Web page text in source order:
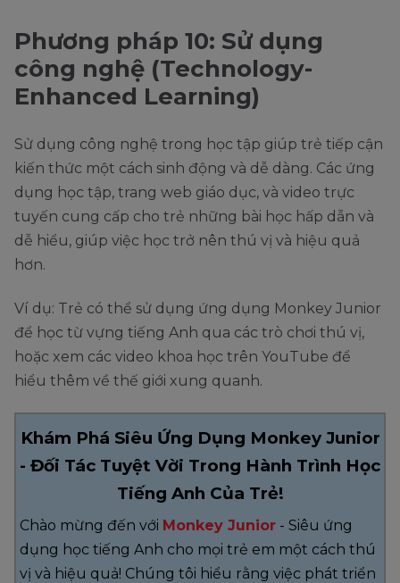
Phương pháp 10: Sử dụng
công nghệ (Technology-
Enhanced Learning)
Sử dụng công nghệ trong học tập giúp trẻ tiếp cận
kiến thức một cách sinh động và dễ dàng. Các ứng
dụng học tập, trang web giáo dục, và video trực
tuyến cung cấp cho trẻ những bài học hấp dẫn và
dễ hiểu, giúp việc học trở nên thú vị và hiệu quả
hơn.
Ví dụ: Trẻ có thể sử dụng ứng dụng Monkey Junior
để học từ vựng tiếng Anh qua các trò chơi thú vị,
hoặc xem các video khoa học trên YouTube để
hiểu thêm về thế giới xung quanh.
Khám Phá Siêu Ứng Dụng Monkey Junior
- Đối Tác Tuyệt Vời Trong Hành Trình Học
Tiếng Anh Của Trẻ!
Chào mừng đến với Monkey Junior - Siêu ứng
dụng học tiếng Anh cho mọi trẻ em một cách thú
vị và hiệu quả! Chúng tôi hiểu rằng việc phát triển